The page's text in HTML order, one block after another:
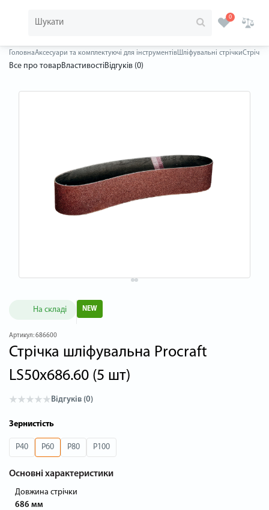
0
ГоловнаАксесуари та комплектуючі для інструментівШліфувальні стрічки
Все про товарВластивостіВідгуків (0)
На складі NEW
Артикул:686600
Стрічка шліфувальна Procraft
LS50x686.60 (5 шт)
Відгуків (0)
Зернистість
P40 P60 P80 P100
Основні характеристики
Довжина стрічки
686 мм